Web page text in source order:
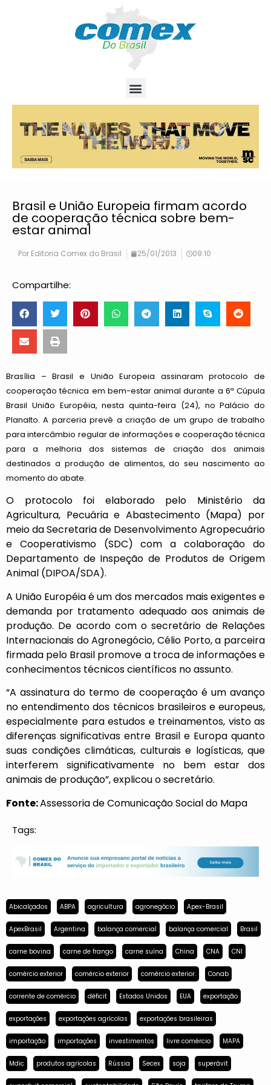
Brasil e União Europeia firmam acordo
de cooperação técnica sobre bem-
estar animal
Por Editoria Comex do Brasil 25/01/2013 09:10
Compartilhe:
Brasília – Brasil e União Europeia assinaram protocolo de
cooperação técnica em bem-estar animal durante a 6ª Cúpula
Brasil União Européia, nesta quinta-feira (24), no Palácio do
Planalto. A parceria prevê a criação de um grupo de trabalho
para intercâmbio regular de informações e cooperação técnica
para a melhoria dos sistemas de criação dos animais
destinados a produção de alimentos, do seu nascimento ao
momento do abate.
O protocolo foi elaborado pelo Ministério da
Agricultura, Pecuária e Abastecimento (Mapa) por
meio da Secretaria de Desenvolvimento Agropecuário
e Cooperativismo (SDC) com a colaboração do
Departamento de Inspeção de Produtos de Origem
Animal (DIPOA/SDA).
A União Européia é um dos mercados mais exigentes e
demanda por tratamento adequado aos animais de
produção. De acordo com o secretário de Relações
Internacionais do Agronegócio, Célio Porto, a parceira
firmada pelo Brasil promove a troca de informações e
conhecimentos técnicos científicos no assunto.
“A assinatura do termo de cooperação é um avanço
no entendimento dos técnicos brasileiros e europeus,
especialmente para estudos e treinamentos, visto as
diferenças significativas entre Brasil e Europa quanto
suas condições climáticas, culturais e logísticas, que
interferem significativamente no bem estar dos
animais de produção”, explicou o secretário.
Fonte:Assessoria de Comunicação Social do Mapa
Tags:
Abicalçados ABPA agricultura agronegócio Apex-Brasil
ApexBrasil Argentina balança comercial balança comercial Brasil
carne bovina carne de frango carne suína China CNA CNI
comércio exterior comércio exterior comércio exterior. Conab
corrente de comércio déficit Estados Unidos EUA exportação
exportações exportações agrícolas exportações brasileiras
importação importações investimentos livre comércio MAPA
Mdic produtos agrícolas Rússia Secex soja superávit